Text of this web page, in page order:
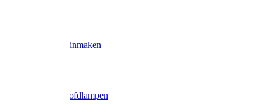
Wecken & inmaken
Zak- & Hoofdlampen